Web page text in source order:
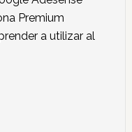
Premium
a utilizar al